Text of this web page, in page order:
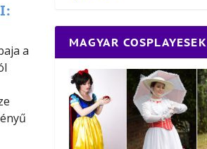
a
MAGYAR COSPLAYESEK